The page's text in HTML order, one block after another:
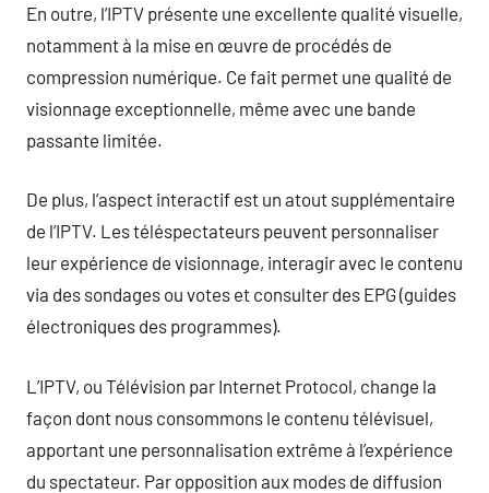
En outre, l’IPTV présente une excellente qualité visuelle,
notamment à la mise en œuvre de procédés de
compression numérique. Ce fait permet une qualité de
visionnage exceptionnelle, même avec une bande
passante limitée.
De plus, l’aspect interactif est un atout supplémentaire
de l’IPTV. Les téléspectateurs peuvent personnaliser
leur expérience de visionnage, interagir avec le contenu
via des sondages ou votes et consulter des EPG (guides
électroniques des programmes).
L’IPTV, ou Télévision par Internet Protocol, change la
façon dont nous consommons le contenu télévisuel,
apportant une personnalisation extrême à l’expérience
du spectateur. Par opposition aux modes de diffusion